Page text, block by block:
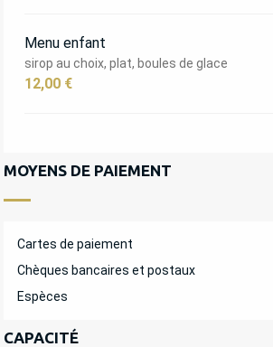
Menu enfant
sirop au choix, plat, boules de glace
12,00 €
MOYENS DE PAIEMENT
Cartes de paiement
Chèques bancaires et postaux
Espèces
CAPACITÉ